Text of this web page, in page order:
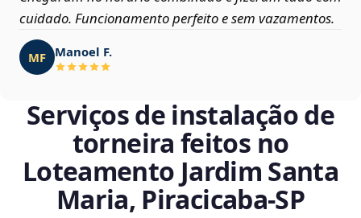
cuidado. Funcionamento perfeito e sem vazamentos.
MF Manoel F.
Serviços de instalação de
torneira feitos no
Loteamento Jardim Santa
Maria, Piracicaba‑SP